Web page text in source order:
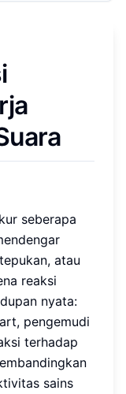
seberapa
atau
reaksi
nyata:
pengemudi
terhadap
sains